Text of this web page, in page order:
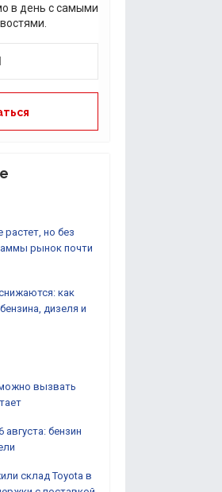
в день с самыми
растет, но без
рынок почти
как
дизеля и
можно вызвать
бензин
склад Toyota в